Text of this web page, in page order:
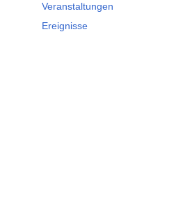
Veranstaltungen
Ereignisse